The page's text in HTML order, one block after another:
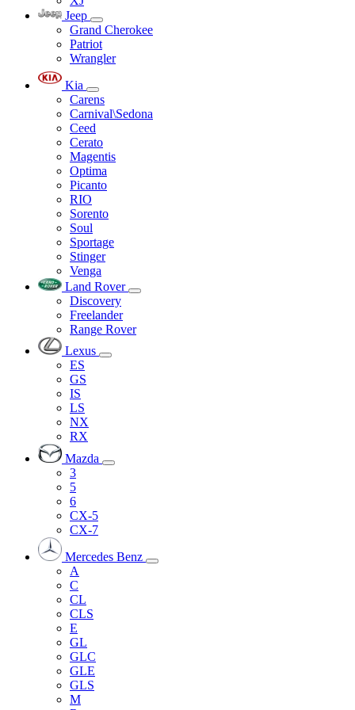
Jeep
Grand Cherokee
Patriot
Wrangler
Kia
Carens
Carnival\Sedona
Ceed
Cerato
Magentis
Optima
Picanto
RIO
Sorento
Soul
Sportage
Stinger
Venga
Land Rover
Discovery
Freelander
Range Rover
Lexus
ES
GS
IS
LS
NX
RX
Mazda
3
5
6
CX-5
CX-7
Mercedes Benz
A
C
CL
CLS
E
GL
GLC
GLE
GLS
M